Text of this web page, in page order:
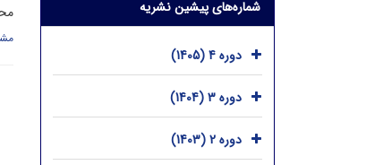
شماره‌های پیشین نشریه
دوره 4 (1405)
دوره 3 (1404)
دوره 2 (1403)